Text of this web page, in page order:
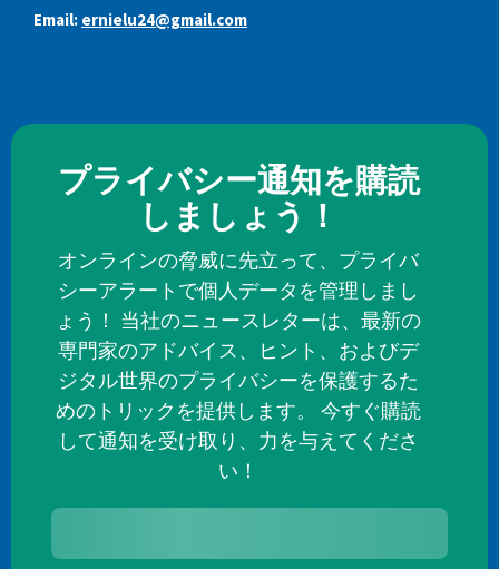
Email: ernielu24@gmail.com
プライバシー通知を購読
しましょう！
オンラインの脅威に先立って、プライバ
シーアラートで個人データを管理しまし
ょう！ 当社のニュースレターは、最新の
専門家のアドバイス、ヒント、およびデ
ジタル世界のプライバシーを保護するた
めのトリックを提供します。 今すぐ購読
して通知を受け取り、力を与えてくださ
い！